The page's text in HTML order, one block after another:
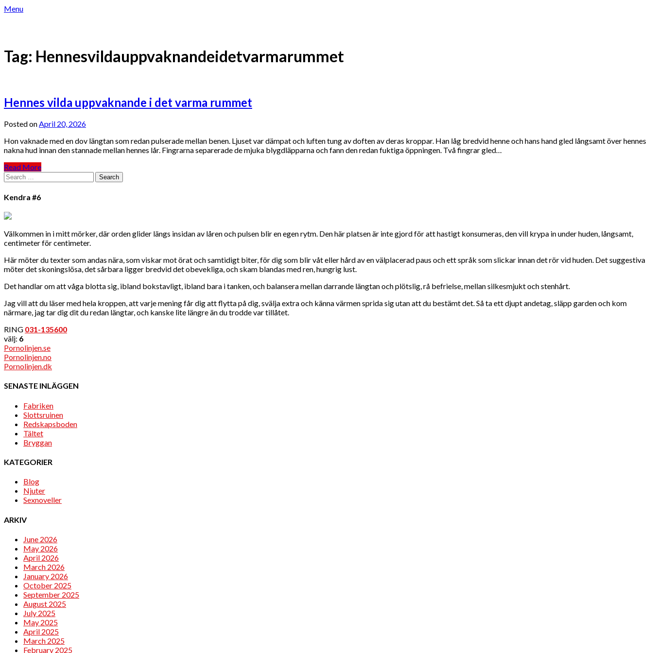
Skip
Menu
Tag: Hennesvildauppvaknandeidetvarmarummet
Hennes vilda uppvaknande i det varma rummet
Posted on April 20, 2026
Hon vaknade med en dov längtan som redan pulserade mellan benen. Ljuset var dämpat och luften tung av doften av deras kroppar. Han låg bredvid henne och hans hand gled långsamt över hennes
nakna hud innan den stannade mellan hennes lår. Fingrarna separerade de mjuka blygdläpparna och fann den redan fuktiga öppningen. Två fingrar gled…
Read More
Search
for:
Kendra #6
Välkommen in i mitt mörker, där orden glider längs insidan av låren och pulsen blir en egen rytm. Den här platsen är inte gjord för att hastigt konsumeras, den vill krypa in under huden, långsamt,
centimeter för centimeter.
Här möter du texter som andas nära, som viskar mot örat och samtidigt biter, för dig som blir våt eller hård av en välplacerad paus och ett språk som slickar innan det rör vid huden. Det suggestiva
möter det skoningslösa, det sårbara ligger bredvid det obevekliga, och skam blandas med ren, hungrig lust.
Det handlar om att våga blotta sig, ibland bokstavligt, ibland bara i tanken, och balansera mellan darrande längtan och plötslig, rå befrielse, mellan silkesmjukt och stenhårt.
Jag vill att du läser med hela kroppen, att varje mening får dig att flytta på dig, svälja extra och känna värmen sprida sig utan att du bestämt det. Så ta ett djupt andetag, släpp garden och kom
närmare, jag tar dig dit du redan längtar, och kanske lite längre än du trodde var tillåtet.
RING 031-135600
välj: 6
Pornolinjen.se
Pornolinjen.no
Pornolinjen.dk
SENASTE INLÄGGEN
Fabriken
Slottsruinen
Redskapsboden
Tältet
Bryggan
KATEGORIER
Blog
Njuter
Sexnoveller
ARKIV
June 2026
May 2026
April 2026
March 2026
January 2026
October 2025
September 2025
August 2025
July 2025
May 2025
April 2025
March 2025
February 2025